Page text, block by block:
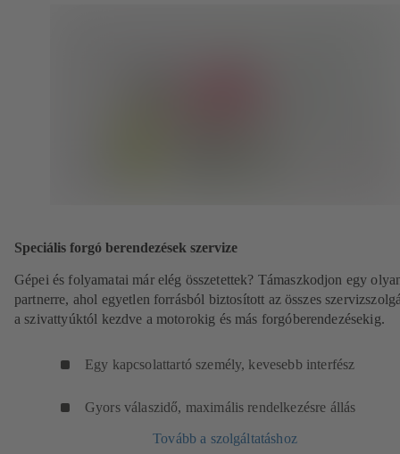
Speciális forgó berendezések szervize
Gépei és folyamatai már elég összetettek? Támaszkodjon egy
partnerre, ahol egyetlen forrásból biztosított az összes
a szivattyúktól kezdve a motorokig és más forgóberendezésekig.
Egy kapcsolattartó személy, kevesebb interfész
Gyors válaszidő, maximális rendelkezésre állás
Tovább a szolgáltatáshoz